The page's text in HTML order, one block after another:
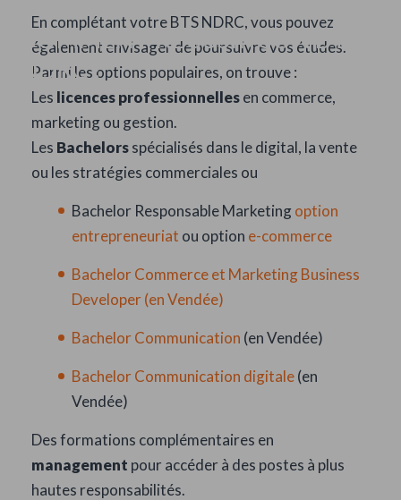
COMMENT RÉUSSIR SON BTS
NDRC ?
En complétant votre BTS NDRC, vous pouvez
également envisager de poursuivre vos études.
Parmi les options populaires, on trouve :
Les licences professionnellesen commerce,
marketing ou gestion.
Les Bachelorsspécialisés dans le digital, la vente
ou les stratégies commerciales ou
Bachelor Responsable Marketingoption
entrepreneuriat ou option e-commerce
Bachelor Commerce et Marketing Business
Developer (en Vendée)
Bachelor Communication (en Vendée)
Bachelor Communication digitale(en
Vendée)
Des formations complémentaires en
management pour accéder à des postes à plus
hautes responsabilités.